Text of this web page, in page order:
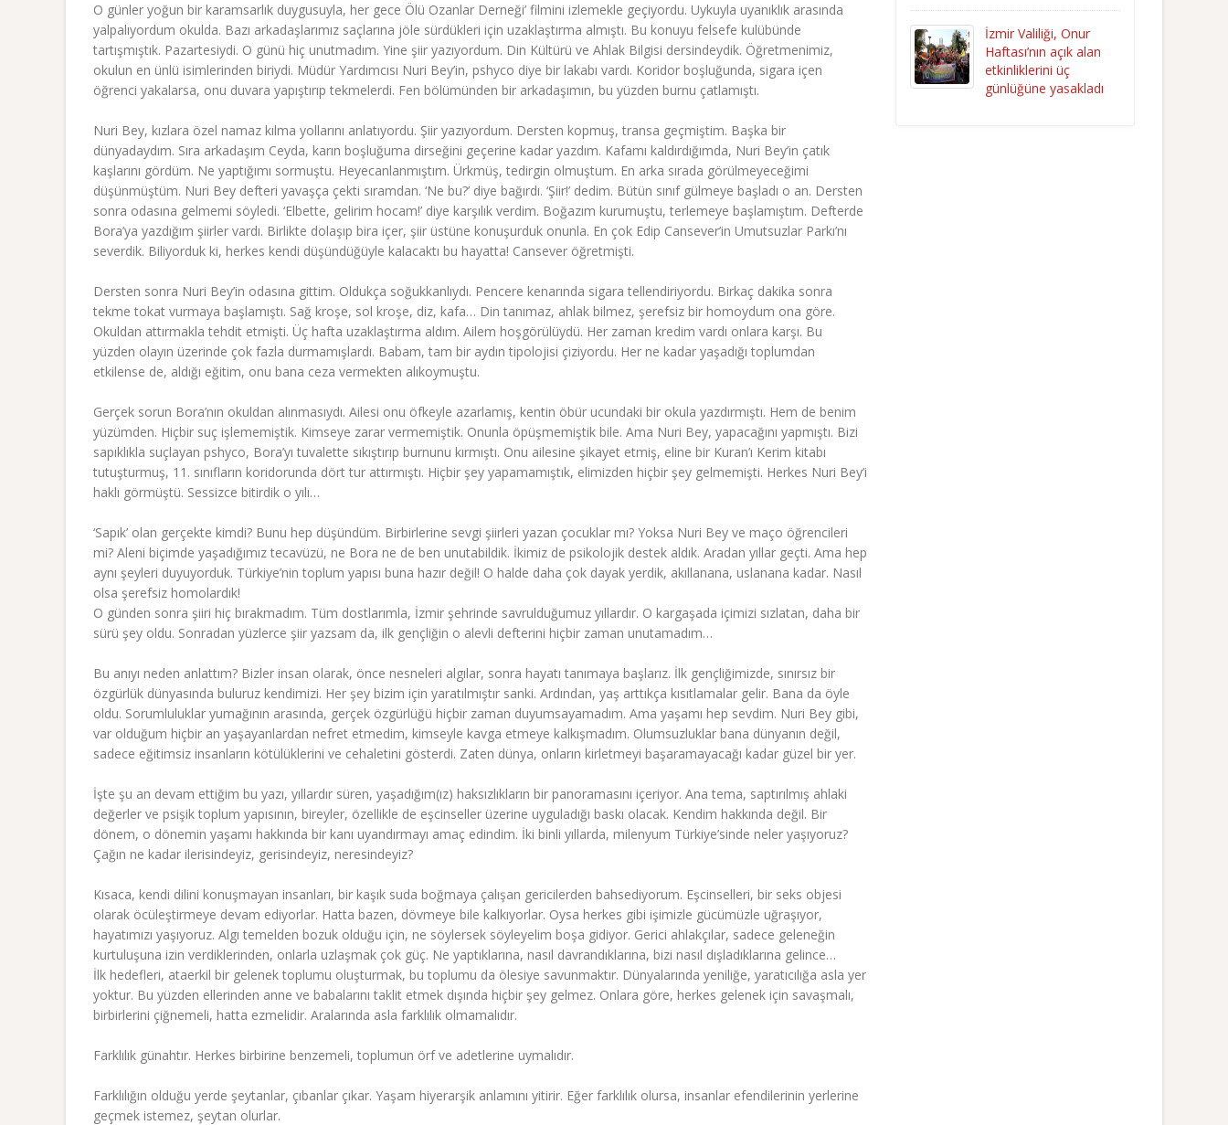
O günler yoğun bir karamsarlık duygusuyla, her gece Ölü Ozanlar Derneği’ filmini izlemekle geçiyordu. Uykuyla uyanıklık arasında
yalpalıyordum okulda. Bazı arkadaşlarımız saçlarına jöle sürdükleri için uzaklaştırma almıştı. Bu konuyu felsefe kulübünde
tartışmıştık. Pazartesiydi. O günü hiç unutmadım. Yine şiir yazıyordum. Din Kültürü ve Ahlak Bilgisi dersindeydik. Öğretmenimiz,
okulun en ünlü isimlerinden biriydi. Müdür Yardımcısı Nuri Bey’in, pshyco diye bir lakabı vardı. Koridor boşluğunda, sigara içen
öğrenci yakalarsa, onu duvara yapıştırıp tekmelerdi. Fen bölümünden bir arkadaşımın, bu yüzden burnu çatlamıştı.
Nuri Bey, kızlara özel namaz kılma yollarını anlatıyordu. Şiir yazıyordum. Dersten kopmuş, transa geçmiştim. Başka bir
dünyadaydım. Sıra arkadaşım Ceyda, karın boşluğuma dirseğini geçerine kadar yazdım. Kafamı kaldırdığımda, Nuri Bey’in çatık
kaşlarını gördüm. Ne yaptığımı sormuştu. Heyecanlanmıştım. Ürkmüş, tedirgin olmuştum. En arka sırada görülmeyeceğimi
düşünmüştüm. Nuri Bey defteri yavaşça çekti sıramdan. ‘Ne bu?’ diye bağırdı. ‘Şiir!’ dedim. Bütün sınıf gülmeye başladı o an. Dersten
sonra odasına gelmemi söyledi. ‘Elbette, gelirim hocam!’ diye karşılık verdim. Boğazım kurumuştu, terlemeye başlamıştım. Defterde
Bora’ya yazdığım şiirler vardı. Birlikte dolaşıp bira içer, şiir üstüne konuşurduk onunla. En çok Edip Cansever’in Umutsuzlar Parkı’nı
severdik. Biliyorduk ki, herkes kendi düşündüğüyle kalacaktı bu hayatta! Cansever öğretmişti.
Dersten sonra Nuri Bey’in odasına gittim. Oldukça soğukkanlıydı. Pencere kenarında sigara tellendiriyordu. Birkaç dakika sonra
tekme tokat vurmaya başlamıştı. Sağ kroşe, sol kroşe, diz, kafa… Din tanımaz, ahlak bilmez, şerefsiz bir homoydum ona göre.
Okuldan attırmakla tehdit etmişti. Üç hafta uzaklaştırma aldım. Ailem hoşgörülüydü. Her zaman kredim vardı onlara karşı. Bu
yüzden olayın üzerinde çok fazla durmamışlardı. Babam, tam bir aydın tipolojisi çiziyordu. Her ne kadar yaşadığı toplumdan
etkilense de, aldığı eğitim, onu bana ceza vermekten alıkoymuştu.
Gerçek sorun Bora’nın okuldan alınmasıydı. Ailesi onu öfkeyle azarlamış, kentin öbür ucundaki bir okula yazdırmıştı. Hem de benim
yüzümden. Hiçbir suç işlememiştik. Kimseye zarar vermemiştik. Onunla öpüşmemiştik bile. Ama Nuri Bey, yapacağını yapmıştı. Bizi
sapıklıkla suçlayan pshyco, Bora’yı tuvalette sıkıştırıp burnunu kırmıştı. Onu ailesine şikayet etmiş, eline bir Kuran’ı Kerim kitabı
tutuşturmuş, 11. sınıfların koridorunda dört tur attırmıştı. Hiçbir şey yapamamıştık, elimizden hiçbir şey gelmemişti. Herkes Nuri Bey’i
haklı görmüştü. Sessizce bitirdik o yılı…
‘Sapık’ olan gerçekte kimdi? Bunu hep düşündüm. Birbirlerine sevgi şiirleri yazan çocuklar mı? Yoksa Nuri Bey ve maço öğrencileri
mi? Aleni biçimde yaşadığımız tecavüzü, ne Bora ne de ben unutabildik. İkimiz de psikolojik destek aldık. Aradan yıllar geçti. Ama hep
aynı şeyleri duyuyorduk. Türkiye’nin toplum yapısı buna hazır değil! O halde daha çok dayak yerdik, akıllanana, uslanana kadar. Nasıl
olsa şerefsiz homolardık!
O günden sonra şiiri hiç bırakmadım. Tüm dostlarımla, İzmir şehrinde savrulduğumuz yıllardır. O kargaşada içimizi sızlatan, daha bir
sürü şey oldu. Sonradan yüzlerce şiir yazsam da, ilk gençliğin o alevli defterini hiçbir zaman unutamadım…
Bu anıyı neden anlattım? Bizler insan olarak, önce nesneleri algılar, sonra hayatı tanımaya başlarız. İlk gençliğimizde, sınırsız bir
özgürlük dünyasında buluruz kendimizi. Her şey bizim için yaratılmıştır sanki. Ardından, yaş arttıkça kısıtlamalar gelir. Bana da öyle
oldu. Sorumluluklar yumağının arasında, gerçek özgürlüğü hiçbir zaman duyumsayamadım. Ama yaşamı hep sevdim. Nuri Bey gibi,
var olduğum hiçbir an yaşayanlardan nefret etmedim, kimseyle kavga etmeye kalkışmadım. Olumsuzluklar bana dünyanın değil,
sadece eğitimsiz insanların kötülüklerini ve cehaletini gösterdi. Zaten dünya, onların kirletmeyi başaramayacağı kadar güzel bir yer.
İşte şu an devam ettiğim bu yazı, yıllardır süren, yaşadığım(ız) haksızlıkların bir panoramasını içeriyor. Ana tema, saptırılmış ahlaki
değerler ve psişik toplum yapısının, bireyler, özellikle de eşcinseller üzerine uyguladığı baskı olacak. Kendim hakkında değil. Bir
dönem, o dönemin yaşamı hakkında bir kanı uyandırmayı amaç edindim. İki binli yıllarda, milenyum Türkiye’sinde neler yaşıyoruz?
Çağın ne kadar ilerisindeyiz, gerisindeyiz, neresindeyiz?
Kısaca, kendi dilini konuşmayan insanları, bir kaşık suda boğmaya çalışan gericilerden bahsediyorum. Eşcinselleri, bir seks objesi
olarak öcüleştirmeye devam ediyorlar. Hatta bazen, dövmeye bile kalkıyorlar. Oysa herkes gibi işimizle gücümüzle uğraşıyor,
hayatımızı yaşıyoruz. Algı temelden bozuk olduğu için, ne söylersek söyleyelim boşa gidiyor. Gerici ahlakçılar, sadece geleneğin
kurtuluşuna izin verdiklerinden, onlarla uzlaşmak çok güç. Ne yaptıklarına, nasıl davrandıklarına, bizi nasıl dışladıklarına gelince…
İlk hedefleri, ataerkil bir gelenek toplumu oluşturmak, bu toplumu da ölesiye savunmaktır. Dünyalarında yeniliğe, yaratıcılığa asla yer
yoktur. Bu yüzden ellerinden anne ve babalarını taklit etmek dışında hiçbir şey gelmez. Onlara göre, herkes gelenek için savaşmalı,
birbirlerini çiğnemeli, hatta ezmelidir. Aralarında asla farklılık olmamalıdır.
Farklılık günahtır. Herkes birbirine benzemeli, toplumun örf ve adetlerine uymalıdır.
Farklılığın olduğu yerde şeytanlar, çıbanlar çıkar. Yaşam hiyerarşik anlamını yitirir. Eğer farklılık olursa, insanlar efendilerinin yerlerine
geçmek istemez, şeytan olurlar.
İzmir Valiliği, Onur
Haftası’nın açık alan
etkinliklerini üç
günlüğüne yasakladı